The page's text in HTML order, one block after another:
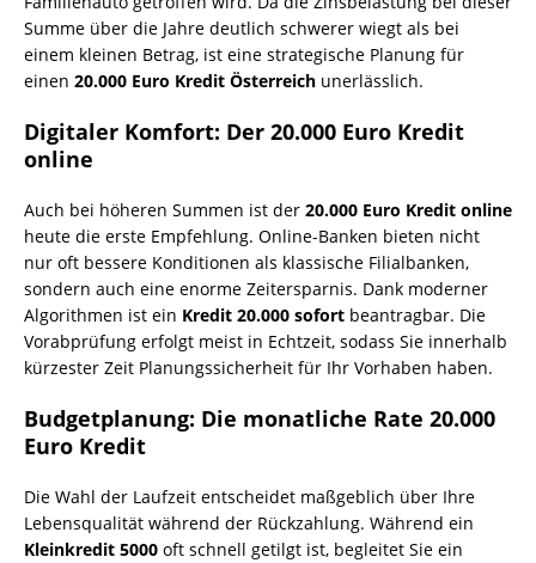
Summe über die Jahre deutlich schwerer wiegt als bei
einem kleinen Betrag, ist eine strategische Planung für
einen 20.000 Euro Kredit Österreich unerlässlich.
Digitaler Komfort: Der 20.000 Euro Kredit
online
Auch bei höheren Summen ist der 20.000 Euro Kredit online
heute die erste Empfehlung. Online-Banken bieten nicht
nur oft bessere Konditionen als klassische Filialbanken,
sondern auch eine enorme Zeitersparnis. Dank moderner
Algorithmen ist ein Kredit 20.000 sofort beantragbar. Die
Vorabprüfung erfolgt meist in Echtzeit, sodass Sie innerhalb
kürzester Zeit Planungssicherheit für Ihr Vorhaben haben.
Budgetplanung: Die monatliche Rate 20.000
Euro Kredit
Die Wahl der Laufzeit entscheidet maßgeblich über Ihre
Lebensqualität während der Rückzahlung. Während ein
Kleinkredit 5000 oft schnell getilgt ist, begleitet Sie ein